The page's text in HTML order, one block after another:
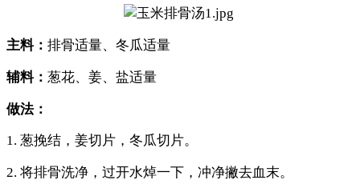
主料： 排骨适量、冬瓜适量
辅料： 葱花、姜、盐适量
做法：
1. 葱挽结，姜切片，冬瓜切片。
2. 将排骨洗净，过开水焯一下，冲净撇去血末。